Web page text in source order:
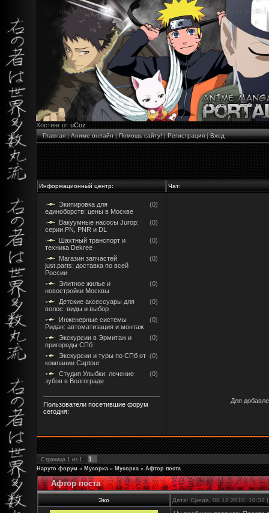
Хостинг отuCoz
Главная|Аниме онлайн|Помощь сайту!|Регистрация|Вход
Информационный центр: Чат:
Экипировка для
единоборств: цены в Москве
(0)
Вакуумные насосы Jurop:
серии PN, PNR и DL
(0)
Шахтный транспорт и
техника Dekree
(0)
Магазин запчастей
just.parts: доставка по всей
России
(0)
Элитное жилье и
новостройки Москвы
(0)
Детские аксессуары для
волос: виды и выбор
(0)
Инженерные системы
Ридан: автоматизация и монтаж
(0)
Экскурсии в Эрмитаж и
пригороды СПб
(0)
Экскурсии и туры по СПб от
компании Captour
(0)
Студия Улыбки: лечение
зубов в Волгограде
(0)
Пользователи посетившие форум
сегодня:
Для
Страница 1 из 1 1
Наруто форум » Мусорка » Мусорка » Афтор поста
Афтор поста
Эко Дата: Среда, 08.12.2010,